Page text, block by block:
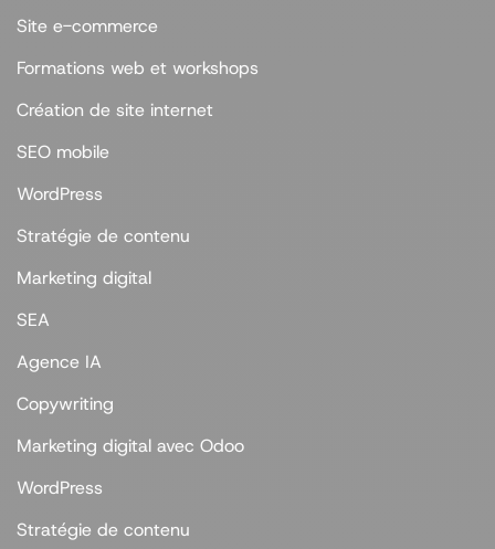
Site e-commerce
Formations web et workshops
Création de site internet
SEO mobile
WordPress
Stratégie de contenu
Marketing digital
SEA
Agence IA
Copywriting
Marketing digital avec Odoo
WordPress
Stratégie de contenu